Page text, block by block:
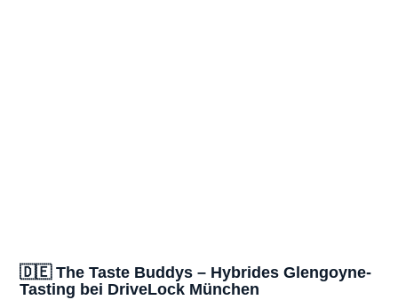
🇩🇪 The Taste Buddys – Hybrides Glengoyne-
Tasting bei DriveLock München